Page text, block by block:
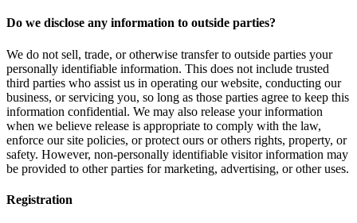
Do we disclose any information to outside parties?
We do not sell, trade, or otherwise transfer to outside parties your
personally identifiable information. This does not include trusted
third parties who assist us in operating our website, conducting our
business, or servicing you, so long as those parties agree to keep this
information confidential. We may also release your information
when we believe release is appropriate to comply with the law,
enforce our site policies, or protect ours or others rights, property, or
safety. However, non-personally identifiable visitor information may
be provided to other parties for marketing, advertising, or other uses.
Registration